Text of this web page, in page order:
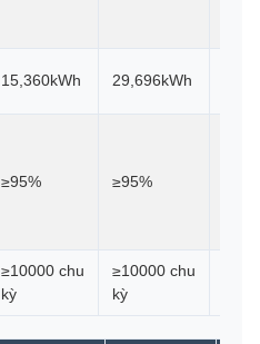
15,360kWh 29,696kWh
≥95% ≥95%
≥10000 chu
kỳ
≥10000 chu
kỳ